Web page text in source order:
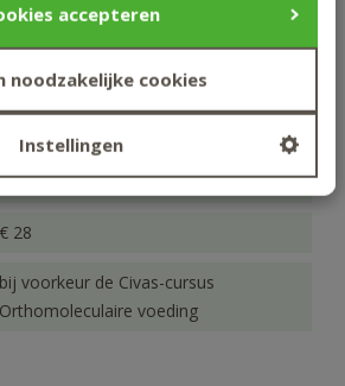
accepteren
noodzakelijke cookies
Instellingen
6 lessen
3 maanden
€ 355 of 4 x € 93
€ 28
bij voorkeur de Civas-cursus
Orthomoleculaire voeding